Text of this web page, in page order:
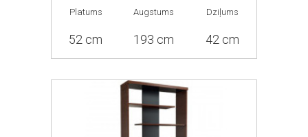
Platums
52 cm
Augstums
193 cm
Dziļums
42 cm